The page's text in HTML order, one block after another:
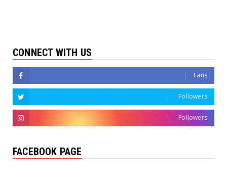
CONNECT WITH US
Fans
Followers
Followers
FACEBOOK PAGE